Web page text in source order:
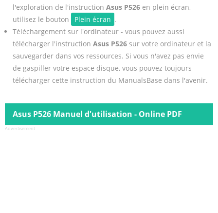
l'exploration de l'instruction Asus P526en plein écran,
utilisez le bouton
Plein écran .
Téléchargement sur l'ordinateur - vous pouvez aussi
télécharger l'instruction Asus P526sur votre ordinateur et la
sauvegarder dans vos ressources. Si vous n'avez pas envie
de gaspiller votre espace disque, vous pouvez toujours
télécharger cette instruction du ManualsBase dans l'avenir.
Asus P526 Manuel d'utilisation - Online PDF
Advertisement